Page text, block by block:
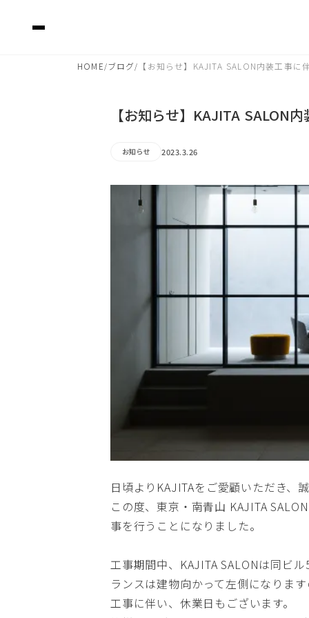
HOME /ブログ/ 【お知らせ】KAJITA SALON内装工事に
【お知らせ】KAJITA SALON
お知らせ 2023.3.26
日頃よりKAJITAをご愛顧いただき、
この度、東京・南青山 KAJITA
事を行うことになりました。
工事期間中、KAJITA SALONは同ビ
ランスは建物向かって左側になりま
工事に伴い、休業日もございます。